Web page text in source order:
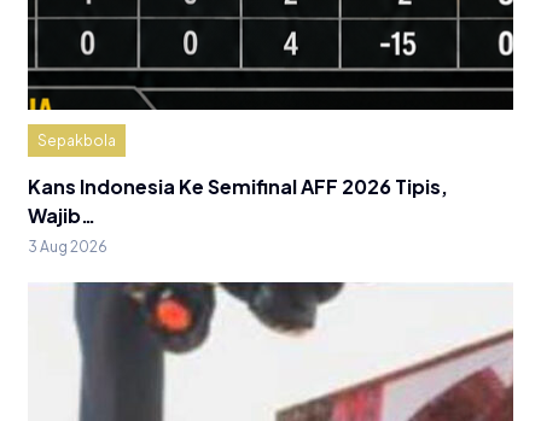
Sepakbola
Kans Indonesia Ke Semifinal AFF 2026 Tipis,
Wajib…
3 Aug 2026